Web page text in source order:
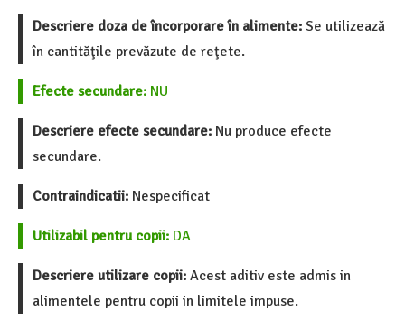
Descriere doza de încorporare în alimente: Se utilizează
în cantităţile prevăzute de reţete.
Efecte secundare: NU
Descriere efecte secundare: Nu produce efecte
secundare.
Contraindicatii: Nespecificat
Utilizabil pentru copii: DA
Descriere utilizare copii: Acest aditiv este admis in
alimentele pentru copii in limitele impuse.